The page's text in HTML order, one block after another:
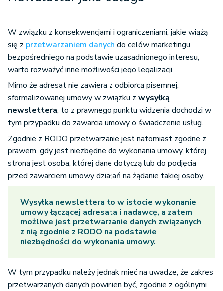
W związku z konsekwencjami i ograniczeniami, jakie wiążą
się z przetwarzaniem danych do celów marketingu
bezpośredniego na podstawie uzasadnionego interesu,
warto rozważyć inne możliwości jego legalizacji.
Mimo że adresat nie zawiera z odbiorcą pisemnej,
sformalizowanej umowy w związku z wysyłką
newslettera, to z prawnego punktu widzenia dochodzi w
tym przypadku do zawarcia umowy o świadczenie usług.
Zgodnie z RODO przetwarzanie jest natomiast zgodne z
prawem, gdy jest niezbędne do wykonania umowy, której
stroną jest osoba, której dane dotyczą lub do podjęcia
przed zawarciem umowy działań na żądanie takiej osoby.
Wysyłka newslettera to w istocie wykonanie
umowy łączącej adresata i nadawcę, a zatem
możliwe jest przetwarzanie danych związanych
z nią zgodnie z RODO na podstawie
niezbędności do wykonania umowy.
W tym przypadku należy jednak mieć na uwadze, że zakres
przetwarzanych danych powinien być, zgodnie z ogólnymi